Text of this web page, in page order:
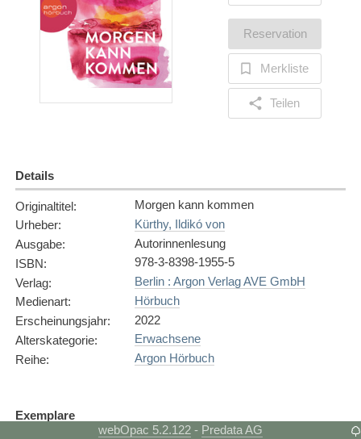
Reservation
Merkliste
Teilen
Details
Originaltitel:
Morgen kann kommen
Urheber:
Kürthy, Ildikó von
Ausgabe:
Autorinnenlesung
ISBN:
978-3-8398-1955-5
Verlag:
Berlin : Argon Verlag AVE GmbH
Medienart:
Hörbuch
Erscheinungsjahr:
2022
Alterskategorie:
Erwachsene
Reihe: Argon Hörbuch
Exemplare
webOpac 5.2.122 - Predata AG